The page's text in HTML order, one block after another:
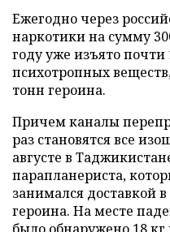
Ежегодно через
наркотики на сумму
году уже изъято
психотропных
тонн героина.
Причем каналы
раз становятся все
августе в
парапланериста,
занимался доставкой
героина. На месте